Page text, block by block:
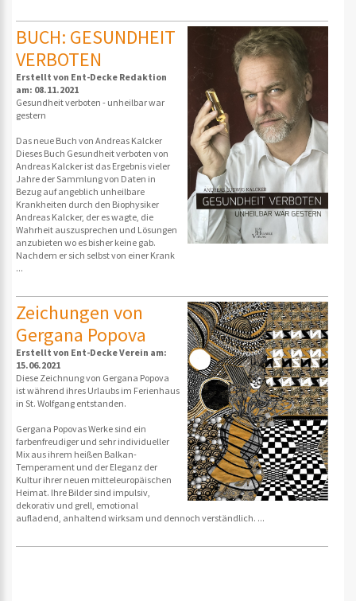
BUCH: GESUNDHEIT
VERBOTEN
Erstellt von Ent-Decke Redaktion
am: 08.11.2021
Gesundheit verboten - unheilbar war
gestern
Das neue Buch von Andreas Kalcker
Dieses Buch Gesundheit verboten von
Andreas Kalcker ist das Ergebnis vieler
Jahre der Sammlung von Daten in
Bezug auf angeblich unheilbare
Krankheiten durch den Biophysiker
Andreas Kalcker, der es wagte, die
Wahrheit auszusprechen und Lösungen
anzubieten wo es bisher keine gab.
Nachdem er sich selbst von einer Krank
...
Zeichungen von
Gergana Popova
Erstellt von Ent-Decke Verein am:
15.06.2021
Diese Zeichnung von Gergana Popova
ist während ihres Urlaubs im Ferienhaus
in St. Wolfgang entstanden.
Gergana Popovas Werke sind ein
farbenfreudiger und sehr individueller
Mix aus ihrem heißen Balkan-
Temperament und der Eleganz der
Kultur ihrer neuen mitteleuropäischen
Heimat. Ihre Bilder sind impulsiv,
dekorativ und grell, emotional
aufladend, anhaltend wirksam und dennoch verständlich. ...